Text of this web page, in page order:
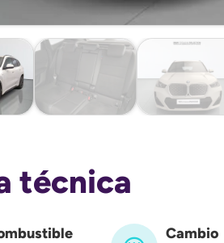
técnica
Cambio